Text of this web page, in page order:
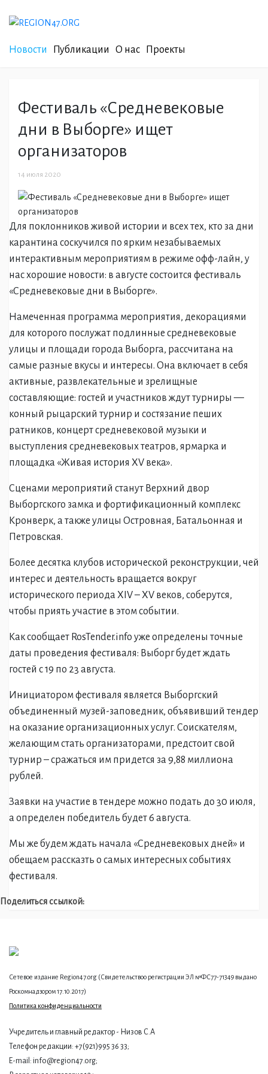
Новости Публикации О нас Проекты
Фестиваль «Средневековые
дни в Выборге» ищет
организаторов
14 июля 2020
Для поклонников живой истории и всех тех, кто за дни
карантина соскучился по ярким незабываемых
интерактивным мероприятиям в режиме офф-лайн, у
нас хорошие новости: в августе состоится фестиваль
«Средневековые дни в Выборге».
Намеченная программа мероприятия, декорациями
для которого послужат подлинные средневековые
улицы и площади города Выборга, рассчитана на
самые разные вкусы и интересы. Она включает в себя
активные, развлекательные и зрелищные
составляющие: гостей и участников ждут турниры —
конный рыцарский турнир и состязание пеших
ратников, концерт средневековой музыки и
выступления средневековых театров, ярмарка и
площадка «Живая история XV века».
Сценами мероприятий станут Верхний двор
Выборгского замка и фортификационный комплекс
Кронверк, а также улицы Островная, Батальонная и
Петровская.
Более десятка клубов исторической реконструкции, чей
интерес и деятельность вращается вокруг
исторического периода XIV – XV веков, соберутся,
чтобы приять участие в этом событии.
Как сообщает RosTender.info уже определены точные
даты проведения фестиваля: Выборг будет ждать
гостей с 19 по 23 августа.
Инициатором фестиваля является Выборгский
объединенный музей-заповедник, объявивший тендер
на оказание организационных услуг. Соискателям,
желающим стать организаторами, предстоит свой
турнир – сражаться им придется за 9,88 миллиона
рублей.
Заявки на участие в тендере можно подать до 30 июля,
а определен победитель будет 6 августа.
Мы же будем ждать начала «Средневековых дней» и
обещаем рассказть о самых интересных событиях
фестиваля.
Поделиться ссылкой:
Сетевое издание Region47.org (Свидетельствоо регистрации ЭЛ №ФС77-71349 выдано
Роскомнадзором 17.10.2017)
Политика конфиденциальности
Учредитель и главный редактор - Низов С.А
Телефон редакции: +7(921)995 36 33;
E-mail: info@region47.org;